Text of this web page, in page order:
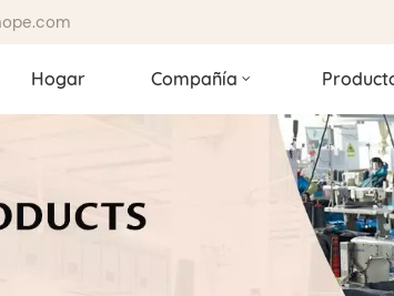
Hogar Compañía